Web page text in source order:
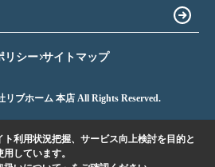
リシー サイトマップ
リブホーム 本店 All Rights Reserved.
利用状況把握、サービス向上検討を目的と
しています。